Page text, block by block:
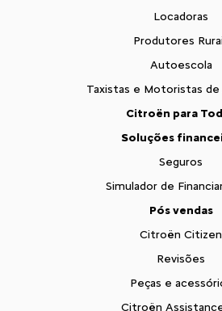
Locadoras
Produtores
Autoescola
Taxistas e Motoristas
Citroën para
Soluções
Seguros
Simulador de
Pós vendas
Citroën Citizen
Revisões
Peças e
Citroën